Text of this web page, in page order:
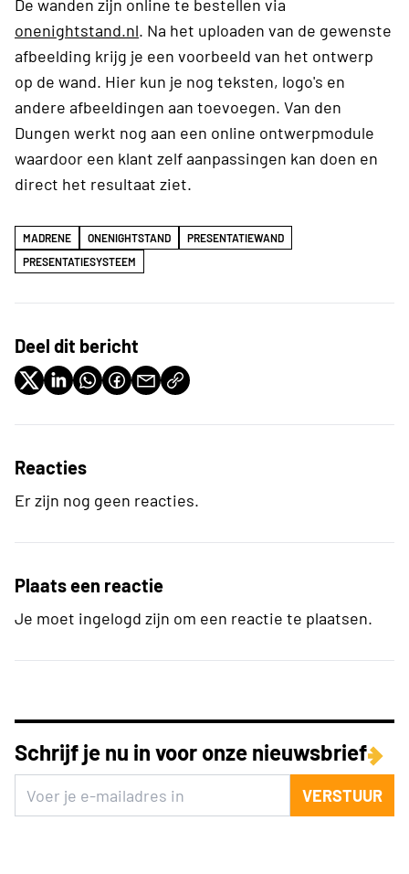
De wanden zijn online te bestellen via
onenightstand.nl. Na het uploaden van de gewenste
afbeelding krijg je een voorbeeld van het ontwerp
op de wand. Hier kun je nog teksten, logo's en
andere afbeeldingen aan toevoegen. Van den
Dungen werkt nog aan een online ontwerpmodule
waardoor een klant zelf aanpassingen kan doen en
direct het resultaat ziet.
MADRENE ONENIGHTSTAND
PRESENTATIEWAND
PRESENTATIESYSTEEM
Deel dit bericht
Reacties
Er zijn nog geen reacties.
Plaats een reactie
Je moet ingelogd zijn om een reactie te plaatsen.
Schrijf je nu in voor onze nieuwsbrief
VERSTUUR